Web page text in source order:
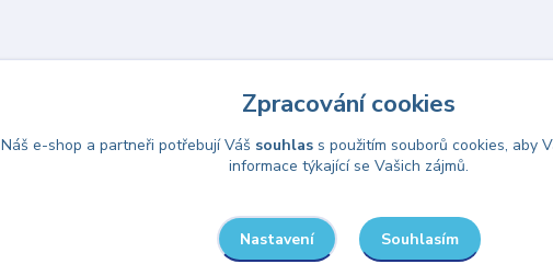
Zpracování cookies
Náš e-shop a partneři potřebují Váš souhlass použitím souborů cookies, aby
informace týkající se Vašich zájmů.
Nastavení Souhlasím